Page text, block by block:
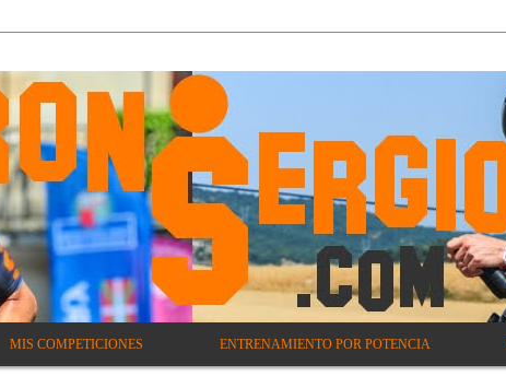
MIS COMPETICIONES ENTRENAMIENTO POR POTENCIA